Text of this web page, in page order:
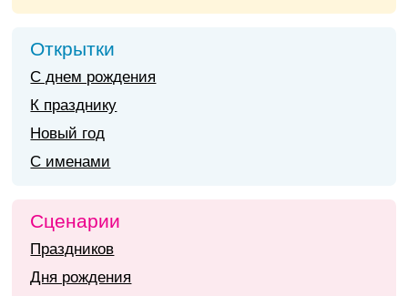
Открытки
С днем рождения
К празднику
Новый год
С именами
Сценарии
Праздников
Дня рождения